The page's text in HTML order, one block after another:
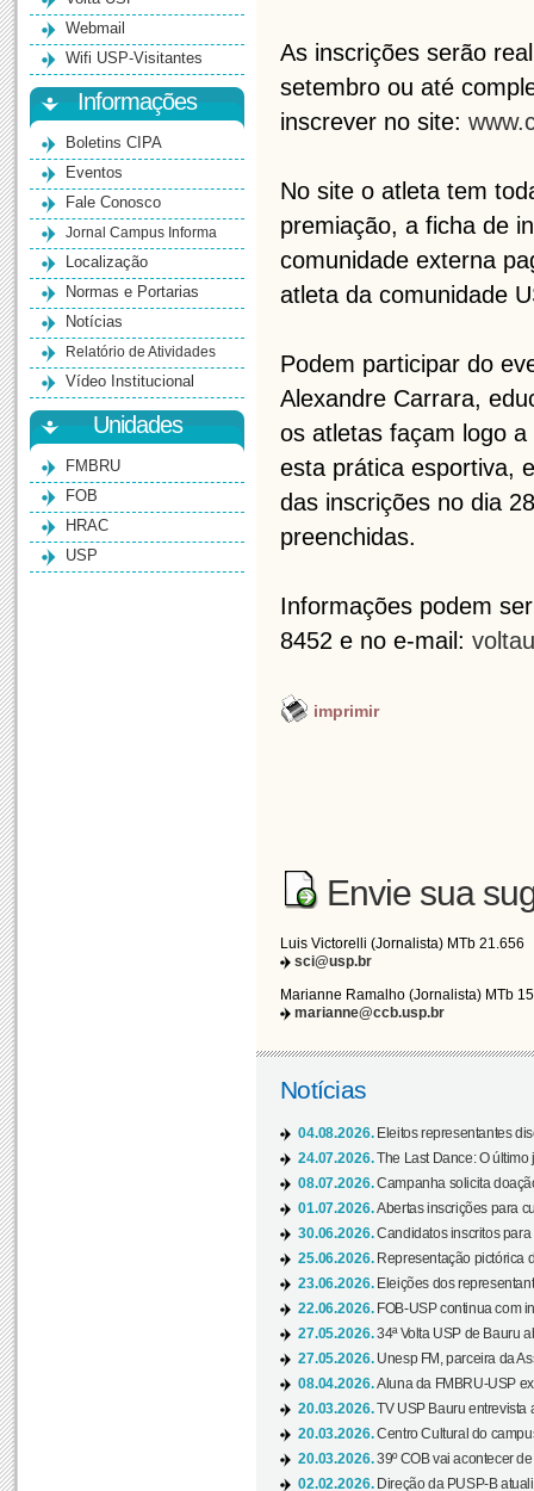
Webmail
Wifi USP-Visitantes
Informações
Boletins CIPA
Eventos
Fale Conosco
Jornal Campus Informa
Localização
Normas e Portarias
Notícias
Relatório de Atividades
Vídeo Institucional
Unidades
FMBRU
FOB
HRAC
USP
As inscrições serão
setembro ou até
inscrever no site:
No site o atleta tem
premiação, a ficha de
comunidade externa
atleta da comunidade
Podem participar do
Alexandre Carrara,
os atletas façam logo
esta prática esportiva,
das inscrições no dia
preenchidas.
Informações podem
8452 e no e-mail:
imprimir
Envie sua
Luis Victorelli (Jornalista) MTb 21.656
sci@usp.br
Marianne Ramalho (Jornalista) MTb
marianne@ccb.usp.br
Notícias
04.08.2026. Eleitos representantes
24.07.2026.The Last Dance: O
08.07.2026.Campanha solicita
01.07.2026.Abertas inscrições para
30.06.2026.Candidatos inscritos
25.06.2026. Representação pictórica
23.06.2026. Eleições dos
22.06.2026. FOB-USP continua com
27.05.2026.34ª Volta USP de Bauru
27.05.2026. Unesp FM, parceira da
08.04.2026.Aluna da FMBRU-USP
20.03.2026.TV USP Bauru entrevista
20.03.2026.Centro Cultural do
20.03.2026.39º COB vai acontecer
02.02.2026. Direção da PUSP-B